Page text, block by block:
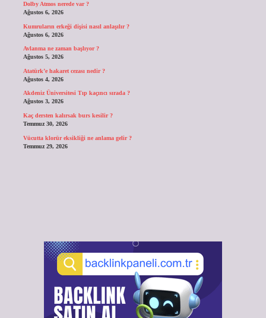
Dolby Atmos nerede var ?
Ağustos 6, 2026
Kumruların erkeği dişisi nasıl anlaşılır ?
Ağustos 6, 2026
Avlanma ne zaman başlıyor ?
Ağustos 5, 2026
Atatürk’e hakaret cezası nedir ?
Ağustos 4, 2026
Akdeniz Üniversitesi Tıp kaçıncı sırada ?
Ağustos 3, 2026
Kaç dersten kalırsak burs kesilir ?
Temmuz 30, 2026
Vücutta klorür eksikliği ne anlama gelir ?
Temmuz 29, 2026